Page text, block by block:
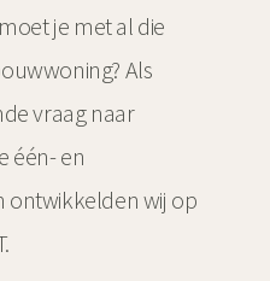
je met al die
Als
vraag naar
één- en
ontwikkelden wij op